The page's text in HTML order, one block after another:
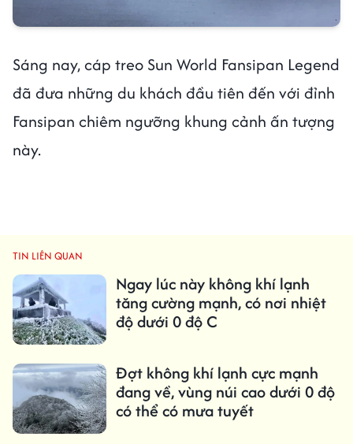
Sáng nay, cáp treo Sun World Fansipan Legend
đã đưa những du khách đầu tiên đến với đỉnh
Fansipan chiêm ngưỡng khung cảnh ấn tượng
này.
TIN LIÊN QUAN
Ngay lúc này không khí lạnh
tăng cường mạnh, có nơi nhiệt
độ dưới 0 độ C
Đợt không khí lạnh cực mạnh
đang về, vùng núi cao dưới 0 độ
có thể có mưa tuyết